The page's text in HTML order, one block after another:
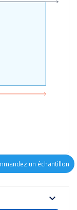
un échantillon
expand_more